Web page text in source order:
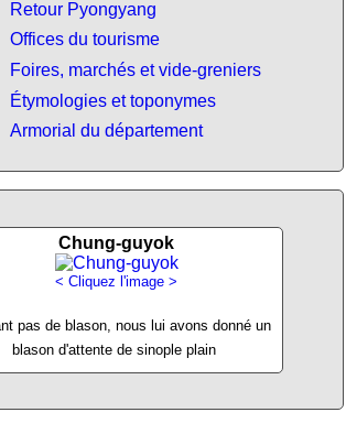
Retour Pyongyang
Offices du tourisme
Foires, marchés et vide-greniers
Étymologies et toponymes
Armorial du département
Chung-guyok
< Cliquez l'image >
pas de blason, nous lui avons donné un
blason d'attente de sinople plain